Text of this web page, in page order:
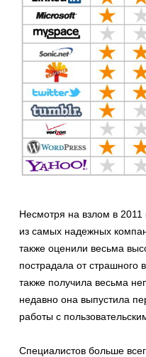
Несмотря на взлом в 2011
из самых надежных
также оценили весьма
пострадала от страшного
также получила весьма
недавно она выпустила
работы с
Специалистов больше